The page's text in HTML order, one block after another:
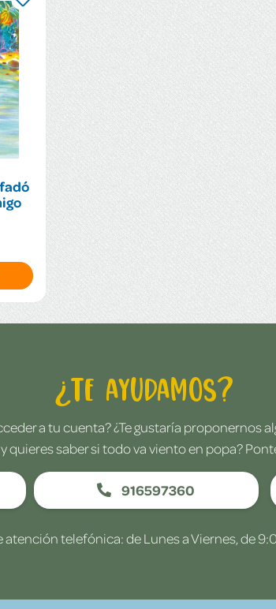
¿Te ayudamos?
a tu cuenta? ¿Te gustaría proponernos
quieres saber si todo va viento en popa?
916597360
atención telefónica: de Lunes a Viernes, de